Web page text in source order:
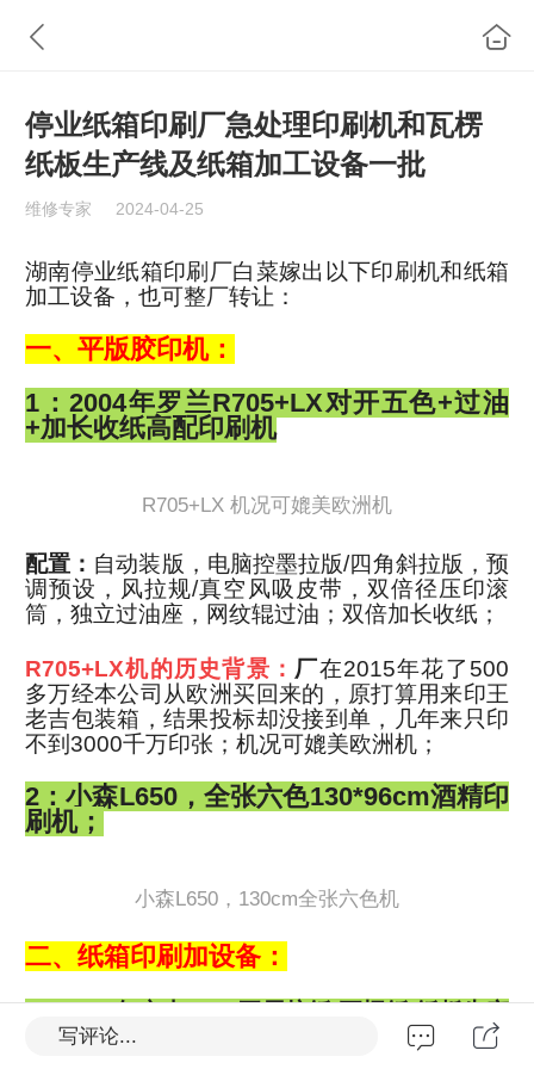
停业纸箱印刷厂急处理印刷机和瓦楞
纸板生产线及纸箱加工设备一批
维修专家 2024-04-25
湖南停业纸箱印刷厂白菜嫁出以下印刷机和纸箱
加工设备，也可整厂转让：
一、平版胶印机：
1：2004年罗兰R705+LX对开五色+过油
+加长收纸高配印刷机
R705+LX 机况可媲美欧洲机
配置： 自动装版，电脑控墨拉版/四角斜拉版，预
调预设，风拉规/真空风吸皮带，双倍径压印滚
筒，独立过油座，网纹辊过油；双倍加长收纸；
R705+LX机的历史背景： 厂在2015年花了500
多万经本公司从欧洲买回来的，原打算用来印王
老吉包装箱，结果投标却没接到单，几年来只印
不到3000千万印张；机况可媲美欧洲机；
2：小森L650，全张六色130*96cm酒精印
刷机；
小森L650，130cm全张六色机
二、纸箱印刷加设备：
3：2010年京山1800五层坑纸/瓦楞纸/纸板生产
流水线；
写评论...